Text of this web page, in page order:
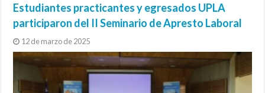
Estudiantes practicantes y egresados UPLA
participaron del II Seminario de Apresto Laboral
12 de marzo de 2025